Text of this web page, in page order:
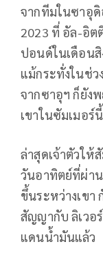
จากทีมในซาอุดิ
2023 ที่ อัล-อิต
ปอนด์ในเดือน
แม้กระทั่งในช่
จากซาอุฯ ก็ยังพ
เขาในซัมเมอร์นี้
ล่าสุดเจ้าตัวให้
วันอาทิตย์ที่ผ่าน
ขึ้นระหว่างเขา
สัญญากับ ลิเวอ
แดนน้ำมันแล้ว